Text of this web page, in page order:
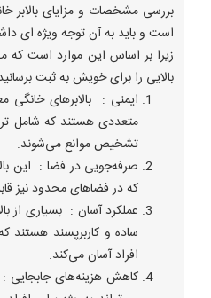
بررسی مشخصات و مزایای بالابر
است و باید به آن توجه ویژه ای
زیرا بر اساس این موارد است که
بالایی را برای خویش به ثبت
ایمنی : بالابرهای خانگی
متعددی هستند که شامل
تشخیص موانع می‌شوند.
صرفه‌جویی در فضا : این
که در فضاهای محدود نیز
عملکرد آسان : بسیاری از
ساده و کاربرپسند هستند
افراد آسان می‌کند.
کاهش هزینه‌های جابجایی :